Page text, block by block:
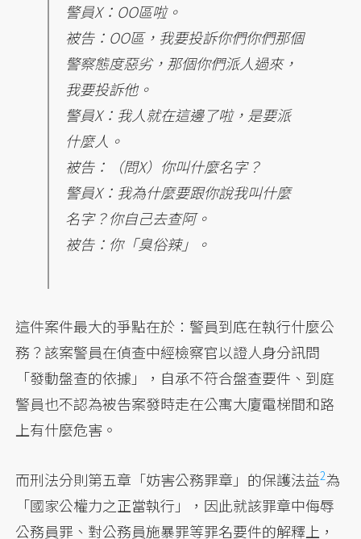
警員X：OO區啦。
被告：OO區，我要投訴你們你們那個
警察態度惡劣，那個你們派人過來，
我要投訴他。
警員X：我人就在這邊了啦，是要派
什麼人。
被告：（問X）你叫什麼名字？
警員X：我為什麼要跟你說我叫什麼
名字？你自己去查阿。
被告：你「臭俗辣」。
這件案件最大的爭點在於：警員到底在執行什麼公
務？該案警員在偵查中經檢察官以證人身分訊問
「發動盤查的依據」，自承不符合盤查要件、到庭
警員也不認為被告案發時走在公寓大廈電梯間和路
上有什麼危害。
而刑法分則第五章「妨害公務罪章」的保護法益2為
「國家公權力之正當執行」，因此就該罪章中侮辱
公務員罪、對公務員施暴罪等罪名要件的解釋上，